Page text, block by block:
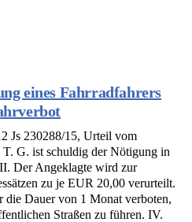
eines Fahrradfahrers
Js 230288/15, Urteil vom
G. ist schuldig der Nötigung in
Der Angeklagte wird zur
zu je EUR 20,00 verurteilt.
Dauer von 1 Monat verboten,
Straßen zu führen. IV.